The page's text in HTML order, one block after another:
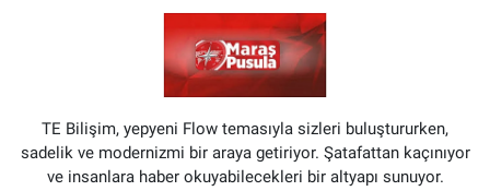
TE Bilişim, yepyeni Flow temasıyla sizleri buluştururken,
sadelik ve modernizmi bir araya getiriyor. Şatafattan kaçınıyor
ve insanlara haber okuyabilecekleri bir altyapı sunuyor.